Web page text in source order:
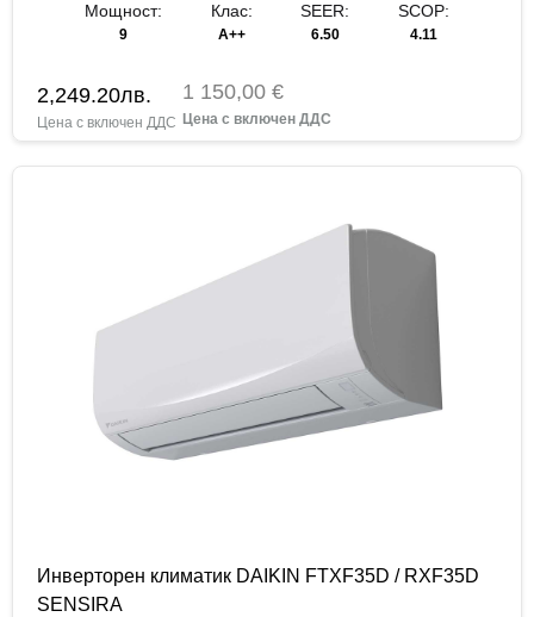
Мощност:
9
Клас:
A++
SEER:
6.50
SCOP:
4.11
2,249.20лв. 1 150,00 €
Инверторен климатик DAIKIN FTXF35D / RXF35D
SENSIRA